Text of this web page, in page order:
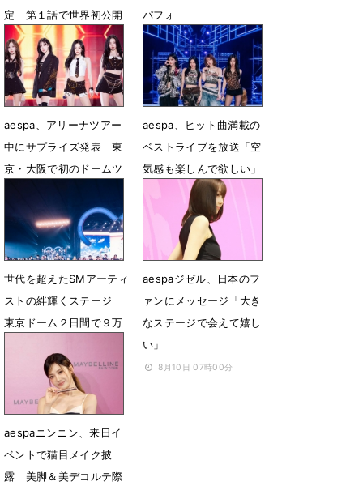
定 第１話で世界初公開
1月12日 12時26分
パフォ
12月31日 20時38分
aespa、アリーナツアー
中にサプライズ発表 東
京・大阪で初のドームツ
11月9日 14時19分
aespa、ヒット曲満載の
ベストライブを放送「空
気感も楽しんで欲しい」
8月21日 17時11分
世代を超えたSMアーティ
ストの絆輝くステージ
東京ドーム２日間で９万
8月11日 07時00分
aespaジゼル、日本のフ
ァンにメッセージ「大き
なステージで会えて嬉し
い」
8月10日 07時00分
aespaニンニン、来日イ
ベントで猫目メイク披
露 美脚＆美デコルテ際